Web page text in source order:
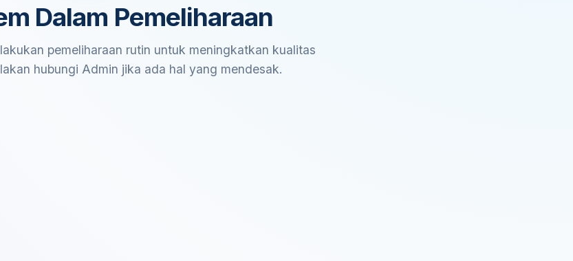
Dalam Pemeliharaan
pemeliharaan rutin untuk meningkatkan kualitas
hubungi Admin jika ada hal yang mendesak.